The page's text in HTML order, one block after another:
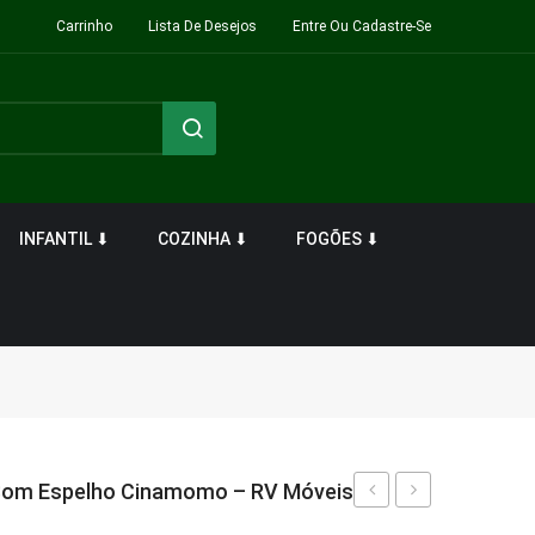
Carrinho Lista De Desejos Entre Ou Cadastre-Se
INFANTIL ⬇ COZINHA ⬇ FOGÕES ⬇
Espelho Cinamomo – RV Móveis